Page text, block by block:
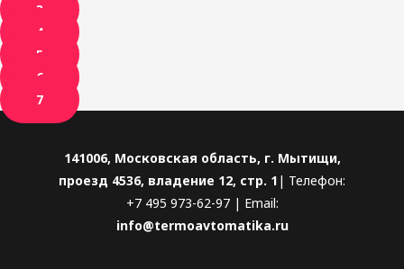
3
4
5
6
7
141006, Московская область, г. Мытищи,
проезд 4536, владение 12, стр. 1 | Телефон:
+7 495 973-62-97 | Email:
info@termoavtomatika.ru